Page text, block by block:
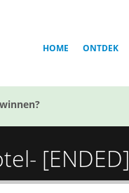
HOME ONTDEK
[ENDED]